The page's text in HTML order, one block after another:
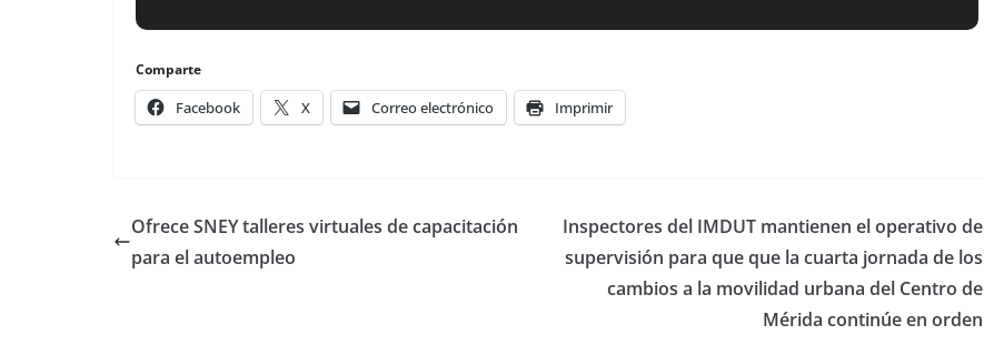
Comparte
Facebook X Correo electrónico Imprimir
Ofrece SNEY talleres virtuales de capacitación
para el autoempleo
Inspectores del IMDUT mantienen el operativo de
supervisión para que que la cuarta jornada de los
cambios a la movilidad urbana del Centro de
Mérida continúe en orden